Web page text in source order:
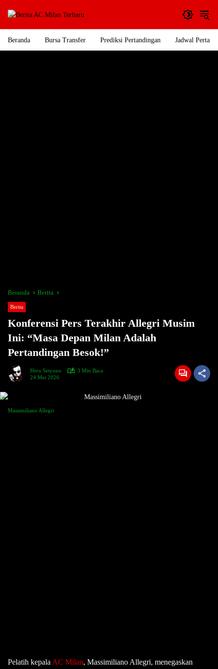
Beranda Bursa Transfer Prediksi Pertandingan Jadwal
Beranda Berita
Berita
Konferensi Pers Terakhir Allegri Musim
Ini: “Masa Depan Milan Adalah
Pertandingan Besok!”
Heru Setyono
3 Min Baca
24 Mei 2026
Massimiliano Allegri
Pelatih kepala AC Milan, Massimiliano Allegri, menegaskan